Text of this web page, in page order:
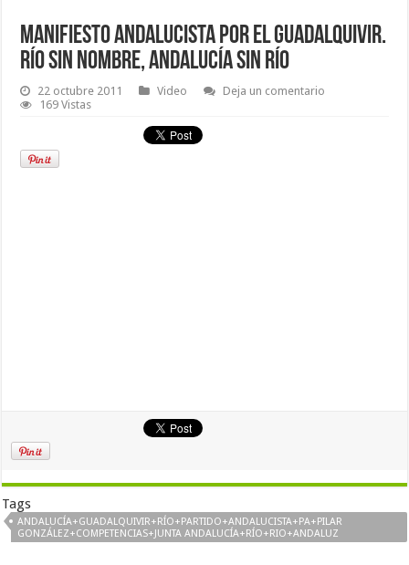
Manifiesto Andalucista por el Guadalquivir.
Río sin nombre, Andalucía sin río
22 octubre 2011 Video
Deja un comentario
169 Vistas
Tags
ANDALUCÍA+GUADALQUIVIR+RÍO+PARTIDO+ANDALUCISTA+PA+PILAR
GONZÁLEZ+COMPETENCIAS+JUNTA ANDALUCÍA+RÍO+RIO+ANDALUZ